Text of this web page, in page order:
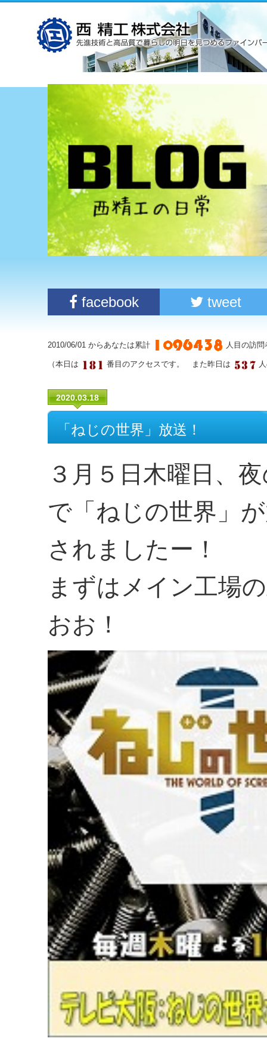
facebook tweet
2010/06/01 からあなたは累計 人目の訪
（本日は 番目のアクセスです。 また昨日は
2020.03.18
「ねじの世界」放送！
３月５日木曜日、
で「ねじの世界」
されましたー！
まずはメイン工場
おお！